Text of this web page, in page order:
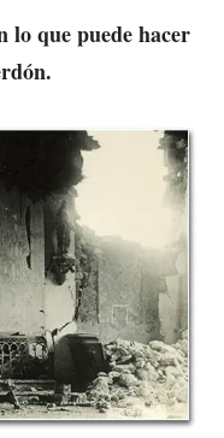
lo que puede hacer